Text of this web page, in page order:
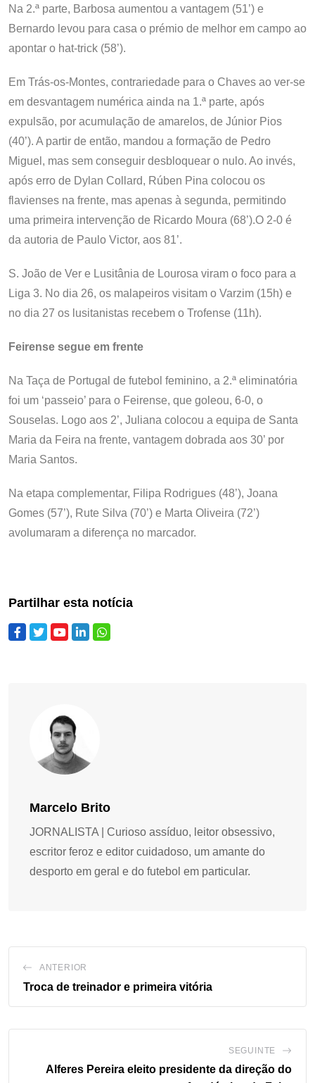
Na 2.ª parte, Barbosa aumentou a vantagem (51’) e
Bernardo levou para casa o prémio de melhor em campo ao
apontar o hat-trick (58’).
Em Trás-os-Montes, contrariedade para o Chaves ao ver-se
em desvantagem numérica ainda na 1.ª parte, após
expulsão, por acumulação de amarelos, de Júnior Pios
(40’). A partir de então, mandou a formação de Pedro
Miguel, mas sem conseguir desbloquear o nulo. Ao invés,
após erro de Dylan Collard, Rúben Pina colocou os
flavienses na frente, mas apenas à segunda, permitindo
uma primeira intervenção de Ricardo Moura (68’).O 2-0 é
da autoria de Paulo Victor, aos 81’.
S. João de Ver e Lusitânia de Lourosa viram o foco para a
Liga 3. No dia 26, os malapeiros visitam o Varzim (15h) e
no dia 27 os lusitanistas recebem o Trofense (11h).
Feirense segue em frente
Na Taça de Portugal de futebol feminino, a 2.ª eliminatória
foi um ‘passeio’ para o Feirense, que goleou, 6-0, o
Souselas. Logo aos 2’, Juliana colocou a equipa de Santa
Maria da Feira na frente, vantagem dobrada aos 30’ por
Maria Santos.
Na etapa complementar, Filipa Rodrigues (48’), Joana
Gomes (57’), Rute Silva (70’) e Marta Oliveira (72’)
avolumaram a diferença no marcador.
Partilhar esta notícia
Marcelo Brito
JORNALISTA | Curioso assíduo, leitor obsessivo,
escritor feroz e editor cuidadoso, um amante do
desporto em geral e do futebol em particular.
ANTERIOR
Troca de treinador e primeira vitória
SEGUINTE
Alferes Pereira eleito presidente da direção do